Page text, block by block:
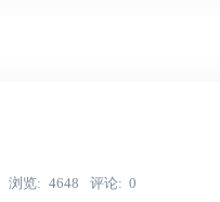
浏览 4648 评论 0